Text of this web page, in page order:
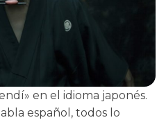
en el idioma japonés.
español, todos lo